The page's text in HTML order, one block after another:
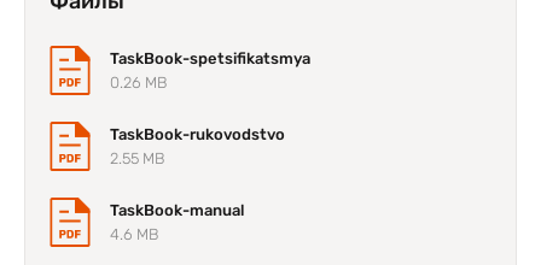
TaskBook-spetsifikatsmya
0.26 MB
TaskBook-rukovodstvo
2.55 MB
TaskBook-manual
4.6 MB